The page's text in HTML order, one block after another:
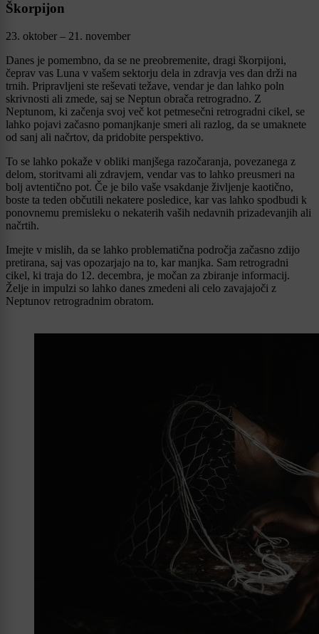
Škorpijon
23. oktober – 21. november
Danes je pomembno, da se ne preobremenite, dragi škorpijoni,
čeprav vas Luna v vašem sektorju dela in zdravja ves dan drži na
trnih. Pripravljeni ste reševati težave, vendar je dan lahko poln
skrivnosti ali zmede, saj se Neptun obrača retrogradno. Z
Neptunom, ki začenja svoj več kot petmesečni retrogradni cikel, se
lahko pojavi začasno pomanjkanje smeri ali razlog, da se umaknete
od sanj ali načrtov, da pridobite perspektivo.
To se lahko pokaže v obliki manjšega razočaranja, povezanega z
delom, storitvami ali zdravjem, vendar vas to lahko preusmeri na
bolj avtentično pot. Če je bilo vaše vsakdanje življenje kaotično,
boste ta teden občutili nekatere posledice, kar vas lahko spodbudi k
ponovnemu premisleku o nekaterih vaših nedavnih prizadevanjih ali
načrtih.
Imejte v mislih, da se lahko problematična področja začasno zdijo
pretirana, saj vas opozarjajo na to, kar manjka. Sam retrogradni
cikel, ki traja do 12. decembra, je močan za zbiranje informacij.
Želje in impulzi so lahko danes zmedeni ali celo zavajajoči z
Neptunov retrogradnim obratom.